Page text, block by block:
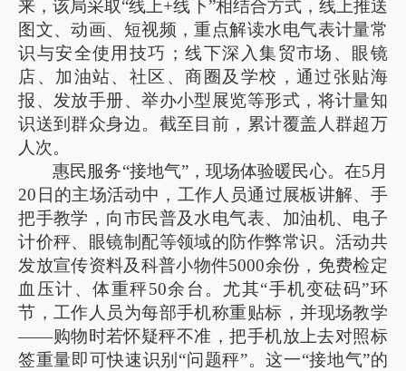
来，该局采取“线上+线下”相结合方式，线上推送
图文、动画、短视频，重点解读水电气表计量常
识与安全使用技巧；线下深入集贸市场、眼镜
店、加油站、社区、商圈及学校，通过张贴海
报、发放手册、举办小型展览等形式，将计量知
识送到群众身边。截至目前，累计覆盖人群超万
人次。
惠民服务“接地气”，现场体验暖民心。在5月
20日的主场活动中，工作人员通过展板讲解、手
把手教学，向市民普及水电气表、加油机、电子
计价秤、眼镜制配等领域的防作弊常识。活动共
发放宣传资料及科普小物件5000余份，免费检定
血压计、体重秤50余台。尤其“手机变砝码”环
节，工作人员为每部手机称重贴标，并现场教学
——购物时若怀疑秤不准，把手机放上去对照标
签重量即可快速识别“问题秤”。这一“接地气”的